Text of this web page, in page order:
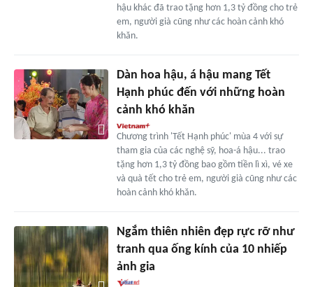
hậu khác đã trao tặng hơn 1,3 tỷ đồng cho trẻ
em, người già cũng như các hoàn cảnh khó
khăn.
Dàn hoa hậu, á hậu mang Tết
Hạnh phúc đến với những hoàn
cảnh khó khăn
Chương trình 'Tết Hạnh phúc' mùa 4 với sự
tham gia của các nghệ sỹ, hoa-á hậu... trao
tặng hơn 1,3 tỷ đồng bao gồm tiền lì xì, vé xe
và quà tết cho trẻ em, người già cũng như các
hoàn cảnh khó khăn.
Ngắm thiên nhiên đẹp rực rỡ như
tranh qua ống kính của 10 nhiếp
ảnh gia